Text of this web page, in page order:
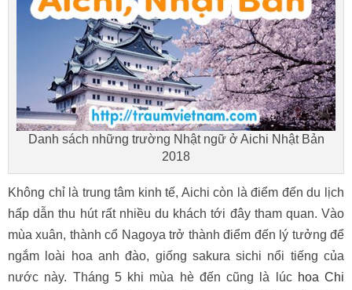
Danh sách những trường Nhật ngữ ở Aichi Nhật Bản
2018
Không chỉ là trung tâm kinh tế, Aichi còn là điểm đến du lịch
hấp dẫn thu hút rất nhiều du khách tới đây tham quan. Vào
mùa xuân, thành cổ Nagoya trở thành điểm đến lý tưởng để
ngắm loài hoa anh đào, giống sakura sichi nổi tiếng của
nước này. Tháng 5 khi mùa hè đến cũng là lúc hoa Chi